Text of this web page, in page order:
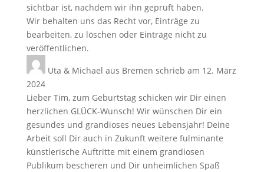
sichtbar ist, nachdem wir ihn geprüft haben.
Wir behalten uns das Recht vor, Einträge zu
bearbeiten, zu löschen oder Einträge nicht zu
veröffentlichen.
Uta & Michael aus Bremen schrieb am 12. März
2024
Lieber Tim, zum Geburtstag schicken wir Dir einen
herzlichen GLÜCK-Wunsch! Wir wünschen Dir ein
gesundes und grandioses neues Lebensjahr! Deine
Arbeit soll Dir auch in Zukunft weitere fulminante
künstlerische Auftritte mit einem grandiosen
Publikum bescheren und Dir unheimlichen Spaß